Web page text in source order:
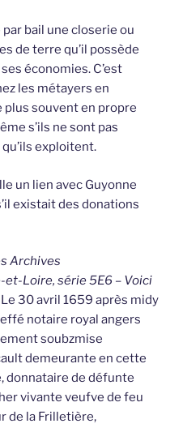
bail une closerie ou
de terre qu’il possède
économies. C’est
les métayers en
souvent en propre
s’ils ne sont pas
exploitent.
un lien avec Guyonne
existait des donations
Archives
Loire, série 5E6 – Voici
Le 30 avril 1659 après midy
notaire royal angers
soubzmise
demeurante en cette
donnataire de défunte
vivante veufve de feu
de la Frilletière,